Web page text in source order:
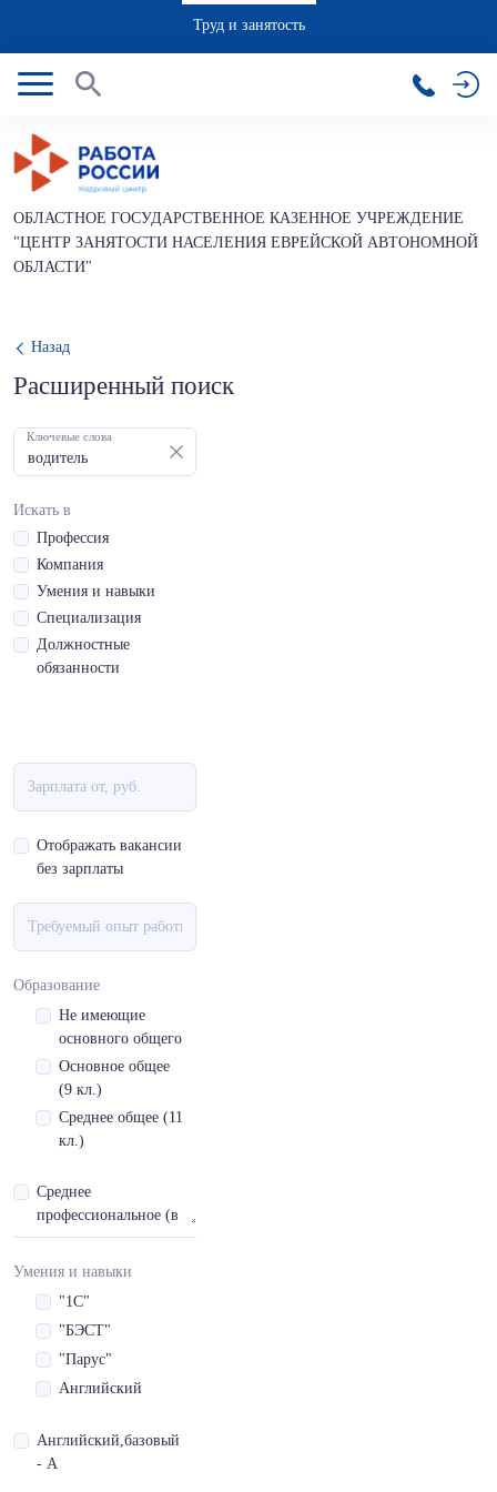
Труд и занятость
ОБЛАСТНОЕ ГОСУДАРСТВЕННОЕ КАЗЕННОЕ УЧРЕЖДЕНИЕ
"ЦЕНТР ЗАНЯТОСТИ НАСЕЛЕНИЯ ЕВРЕЙСКОЙ АВТОНОМНОЙ
ОБЛАСТИ"
Назад
Расширенный поиск
Ключевые слова
Искать в
Профессия
Компания
Умения и навыки
Специализация
Должностные
обязанности
Отображать вакансии
без зарплаты
Образование
Не имеющие
основного общего
Основное общее
(9 кл.)
Среднее общее (11
кл.)
Среднее
профессиональное (в
т.ч. начальное
Умения и навыки
"1С"
"БЭСТ"
"Парус"
Английский
Английский,базовый
- A